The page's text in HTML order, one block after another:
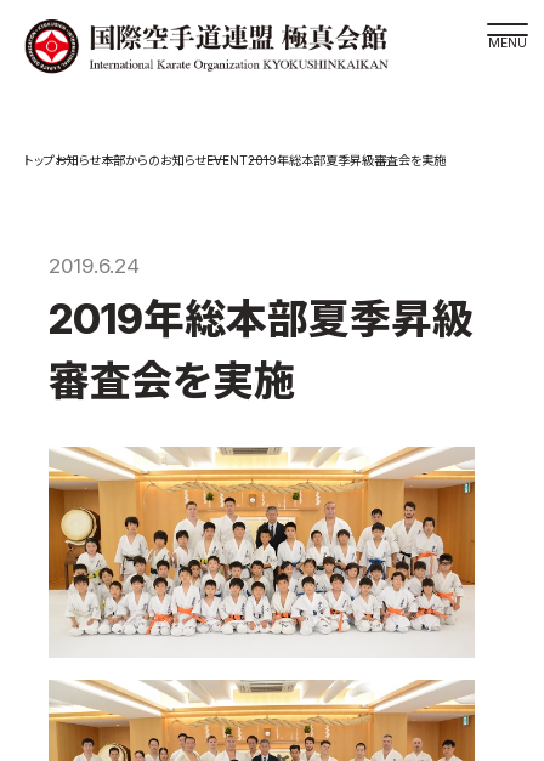
大山倍達総裁 紹介
松井章奎館長 紹介
極真の歴史
極真会館の概要
役員紹介
各委員会紹介
国際空手道連盟について
お知らせ
支部からのお知らせ
公式大会
お知らせ本部からのお知らせEVENT2019年総本部夏季昇級審査会を実施
2019.6.24
2019年総本部夏季昇級
審査会を実施